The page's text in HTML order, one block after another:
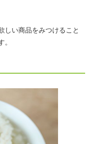
しい商品をみつけること